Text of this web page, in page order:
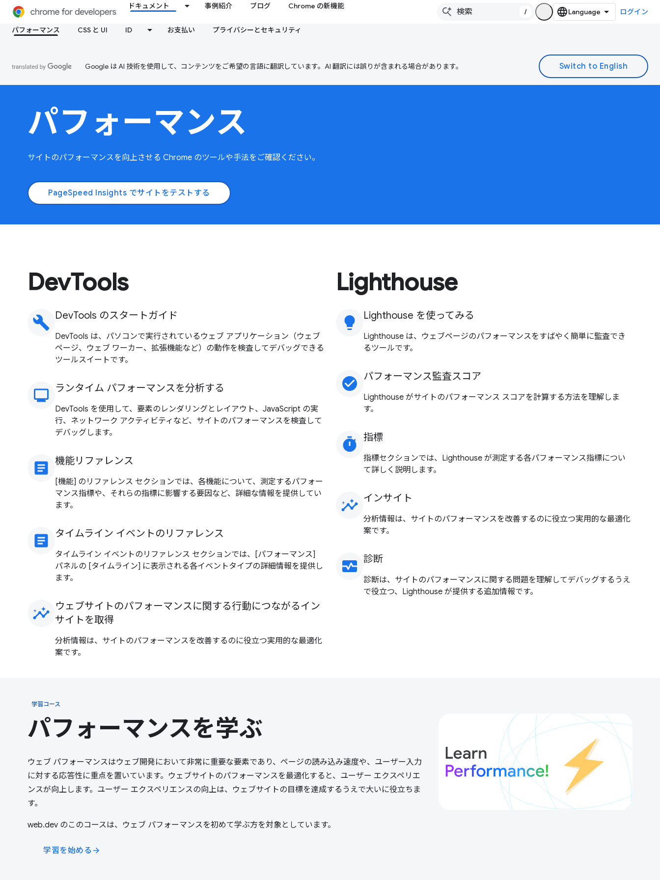
ドキュメント 事例紹介 ブログ Chrome の新機能
/ ログイン
パフォーマンス CSS と UI ID お支払い プライバシーとセキュリティ
Google は AI 技術を使用して、コンテンツをご希望の言語に翻訳しています。AI 翻訳には誤りが含まれる場合があります。
パフォーマンス
サイトのパフォーマンスを向上させる Chrome のツールや手法をご確認ください。
PageSpeed Insights でサイトをテストする
DevTools
build DevTools のスタートガイド
DevTools は、パソコンで実行されているウェブ アプリケーション（ウェブ
ページ、ウェブ ワーカー、拡張機能など）の動作を検査してデバッグできる
ツールスイートです。
monitoring
ランタイム パフォーマンスを分析する
DevTools を使用して、要素のレンダリングとレイアウト、JavaScript の実
行、ネットワーク アクティビティなど、サイトのパフォーマンスを検査して
デバッグします。
article 機能リファレンス
[機能] のリファレンス セクションでは、各機能について、測定するパフォー
マンス指標や、それらの指標に影響する要因など、詳細な情報を提供してい
ます。
article タイムライン イベントのリファレンス
タイムライン イベントのリファレンス セクションでは、[パフォーマンス]
パネルの [タイムライン] に表示される各イベントタイプの詳細情報を提供し
ます。
insights ウェブサイトのパフォーマンスに関する行動につながるイン
サイトを取得
分析情報は、サイトのパフォーマンスを改善するのに役立つ実用的な最適化
案です。
Lighthouse
lightbulb Lighthouse を使ってみる
Lighthouse は、ウェブページのパフォーマンスをすばやく簡単に監査でき
るツールです。
check_circle パフォーマンス監査スコア
Lighthouse がサイトのパフォーマンス スコアを計算する方法を理解しま
す。
timer 指標
指標セクションでは、Lighthouse が測定する各パフォーマンス指標につい
て詳しく説明します。
insights インサイト
分析情報は、サイトのパフォーマンスを改善するのに役立つ実用的な最適化
案です。
monitor_heart 診断
診断は、サイトのパフォーマンスに関する問題を理解してデバッグするうえ
で役立つ、Lighthouse が提供する追加情報です。
学習コース
パフォーマンスを学ぶ
ウェブ パフォーマンスはウェブ開発において非常に重要な要素であり、ページの読み込み速度や、ユーザー入力
に対する応答性に重点を置いています。ウェブサイトのパフォーマンスを最適化すると、ユーザー エクスペリエ
ンスが向上します。ユーザー エクスペリエンスの向上は、ウェブサイトの目標を達成するうえで大いに役立ちま
す。
web.dev のこのコースは、ウェブ パフォーマンスを初めて学ぶ方を対象としています。
学習を始める arrow_forward